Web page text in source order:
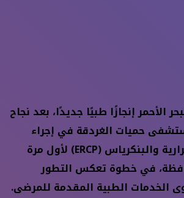
إنجازًا طبيًا جديدًا، بعد نجاح
حميات الغردقة في إجراء
منظار القنوات المرارية والبنكرياس (ERCP) لأول مرة
في خطوة تعكس التطور
الخدمات الطبية المقدمة للمرضى.